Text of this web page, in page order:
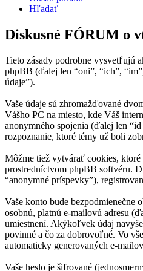
Hľadať
Diskusné FÓRUM o
Tieto zásady podrobne vysvetľujú
phpBB (ďalej len “oni”, “ich”,
údaje”).
Vaše údaje sú zhromažďované
Vášho PC na miesto, kde Váš
anonymného spojenia (ďalej len
rozpoznanie, ktoré témy už boli
Môžme tiež vytvárať cookies,
prostredníctvom phpBB softvéru.
“anonymné príspevky”),
Vaše konto bude bezpodmienečne
osobnú, platnú e-mailovú adresu
umiestnení. Akýkoľvek údaj
povinné a čo za dobrovoľné. Vo
automaticky generovaných e-
Vaše heslo je šifrované